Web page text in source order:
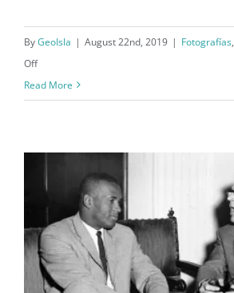
ByGeoIsla | August 22nd, 2019 | Fotografías,
Offon
Funeral
Muñoz
Read More